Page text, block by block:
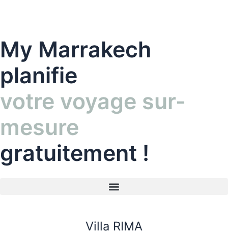
My Marrakech
planifie
votre voyage sur-
mesure
gratuitement !
Villa RIMA